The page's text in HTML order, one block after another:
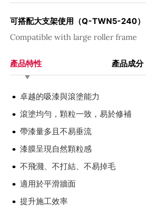
可搭配大支架使用（Q-TWN5-240）
Compatible with large roller frame
產品特性 產品成分
卓越的吸漆與滾塗能力
滾塗均勻，顆粒一致，易於修補
帶漆量多且不易垂流
漆膜呈現自然顆粒感
不飛濺、不打結、不易掉毛
適用於平滑牆面
提升施工效率
產品材質：混紡麂皮微纖維布料
規格： 9 吋 10mm 毛長
產地： 加拿大